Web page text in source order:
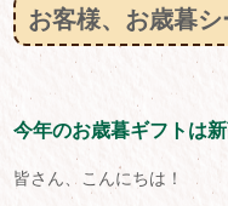
お客様、お歳暮シ
今年のお歳暮ギフトは新
皆さん、こんにちは！